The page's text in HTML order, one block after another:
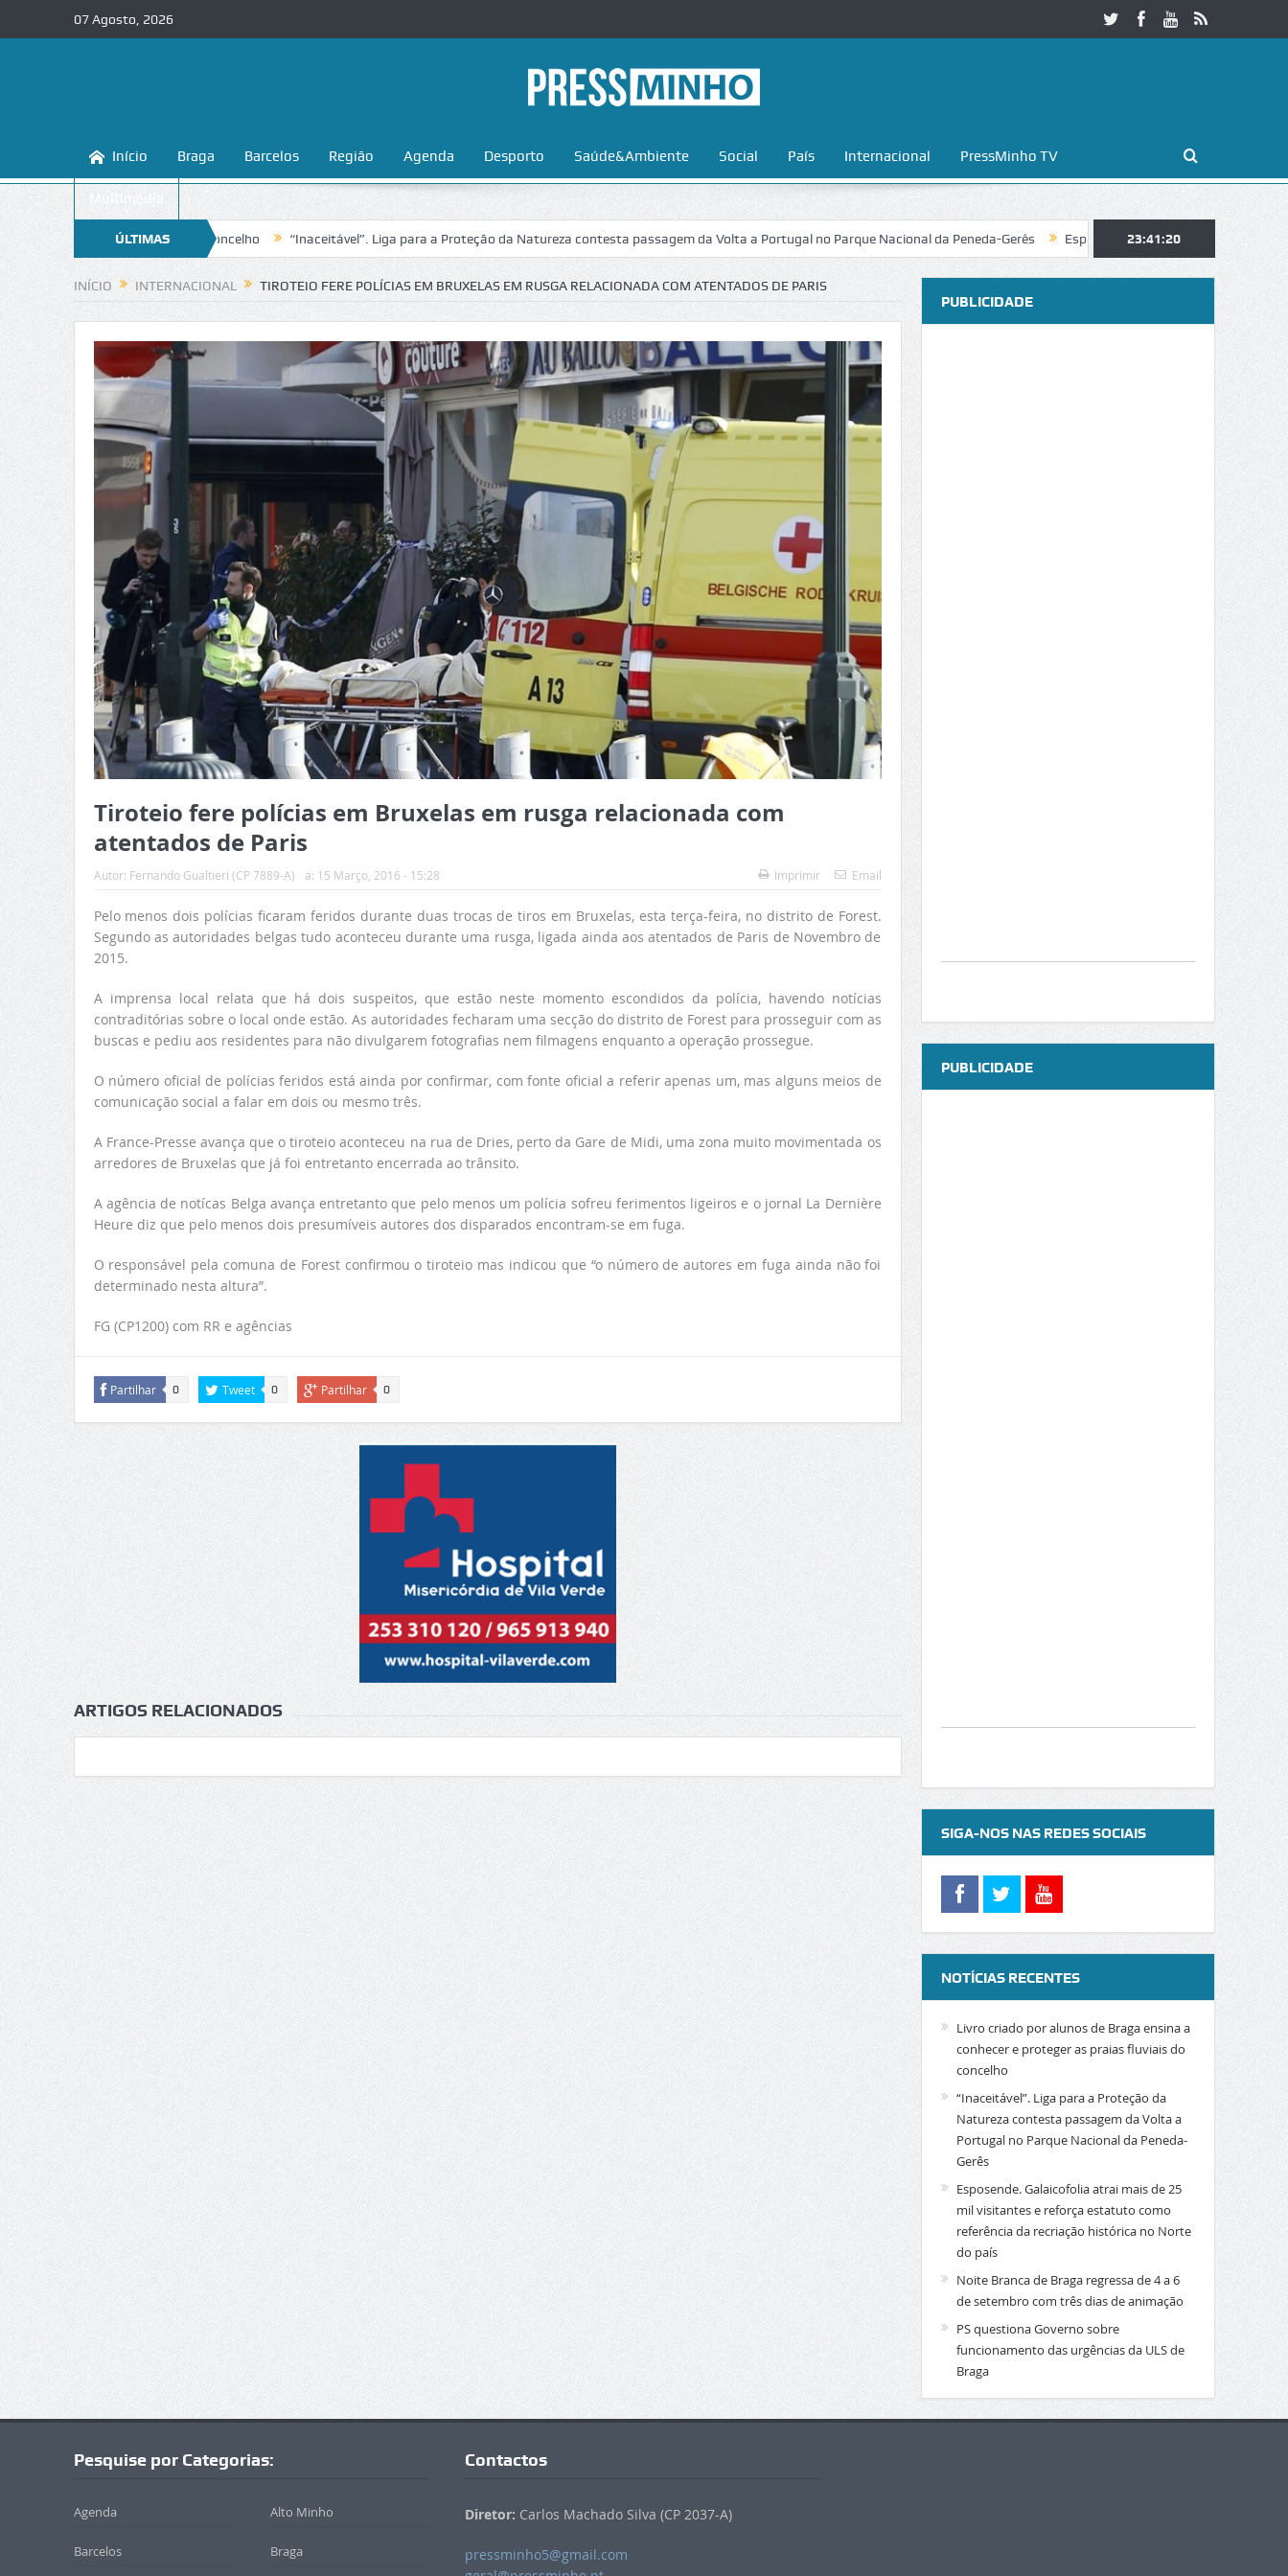
07 Agosto, 2026
Início Braga Barcelos Região Agenda Desporto Saúde&Ambiente Social País Internacional PressMinho TV
Multimédia
ÚLTIMAS
NOTÍCIAS
as praias fluviais do concelho “Inaceitável”. Liga para a Proteção da Natureza contesta passagem da Volta a Portugal no Parque Nacional da Peneda-Gerês Esposende. Galaicofolia atrai mais de 25 mil
23:41:21
INÍCIO INTERNACIONAL TIROTEIO FERE POLÍCIAS EM BRUXELAS EM RUSGA RELACIONADA COM ATENTADOS DE PARIS
Tiroteio fere polícias em Bruxelas em rusga relacionada com
atentados de Paris
Autor: Fernando Gualtieri (CP 7889-A) a: 15 Março, 2016 - 15:28 Imprimir Email
Pelo menos dois polícias ficaram feridos durante duas trocas de tiros em Bruxelas, esta terça-feira, no distrito de Forest.
Segundo as autoridades belgas tudo aconteceu durante uma rusga, ligada ainda aos atentados de Paris de Novembro de
2015.
A imprensa local relata que há dois suspeitos, que estão neste momento escondidos da polícia, havendo notícias
contraditórias sobre o local onde estão. As autoridades fecharam uma secção do distrito de Forest para prosseguir com as
buscas e pediu aos residentes para não divulgarem fotografias nem filmagens enquanto a operação prossegue.
O número oficial de polícias feridos está ainda por confirmar, com fonte oficial a referir apenas um, mas alguns meios de
comunicação social a falar em dois ou mesmo três.
A France-Presse avança que o tiroteio aconteceu na rua de Dries, perto da Gare de Midi, uma zona muito movimentada os
arredores de Bruxelas que já foi entretanto encerrada ao trânsito.
A agência de notícas Belga avança entretanto que pelo menos um polícia sofreu ferimentos ligeiros e o jornal La Dernière
Heure diz que pelo menos dois presumíveis autores dos disparados encontram-se em fuga.
O responsável pela comuna de Forest confirmou o tiroteio mas indicou que “o número de autores em fuga ainda não foi
determinado nesta altura”.
FG (CP1200) com RR e agências
Partilhar 0 Tweet 0 Partilhar 0
ARTIGOS RELACIONADOS
PUBLICIDADE
PUBLICIDADE
SIGA-NOS NAS REDES SOCIAIS
NOTÍCIAS RECENTES
Livro criado por alunos de Braga ensina a
conhecer e proteger as praias fluviais do
concelho
“Inaceitável”. Liga para a Proteção da
Natureza contesta passagem da Volta a
Portugal no Parque Nacional da Peneda-
Gerês
Esposende. Galaicofolia atrai mais de 25
mil visitantes e reforça estatuto como
referência da recriação histórica no Norte
do país
Noite Branca de Braga regressa de 4 a 6
de setembro com três dias de animação
PS questiona Governo sobre
funcionamento das urgências da ULS de
Braga
Pesquise por Categorias:
Agenda Alto Minho
Barcelos Braga
Contactos
Diretor: Carlos Machado Silva (CP 2037-A)
pressminho5@gmail.com